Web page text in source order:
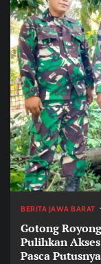
BERITA JAWA BARAT
Gotong
Pulihkan
Pasca